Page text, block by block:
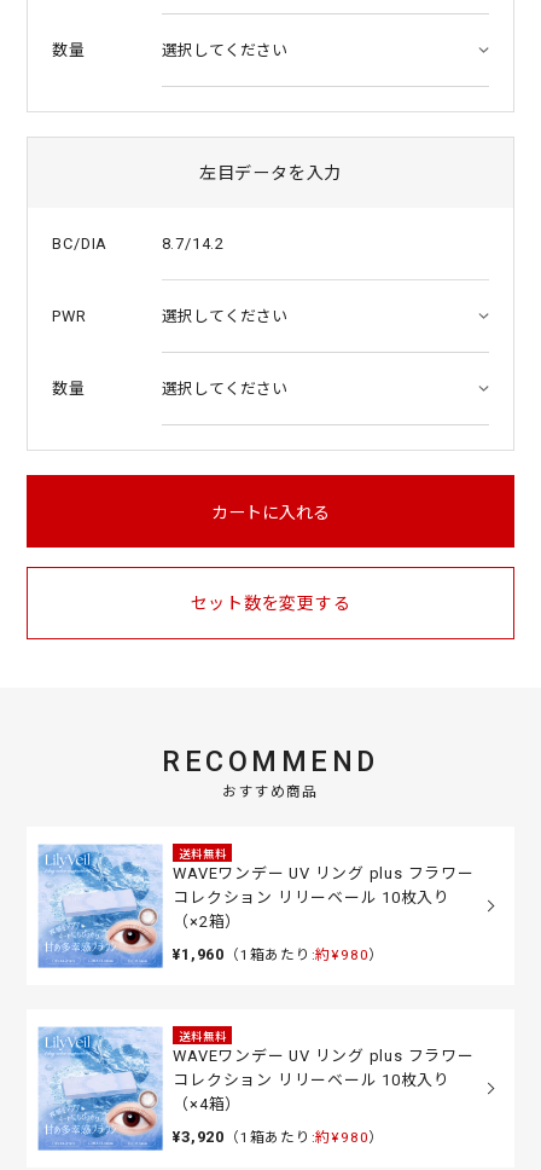
数量
左目データを入力
BC/DIA 8.7/14.2
PWR
数量
カートに入れる
セット数を変更する
RECOMMEND
おすすめ商品
送料無料
WAVEワンデー UV リング plus フラワー
コレクション リリーベール 10枚入り
（×2箱）
¥1,960 （1箱あたり:約¥980）
送料無料
WAVEワンデー UV リング plus フラワー
コレクション リリーベール 10枚入り
（×4箱）
¥3,920 （1箱あたり:約¥980）